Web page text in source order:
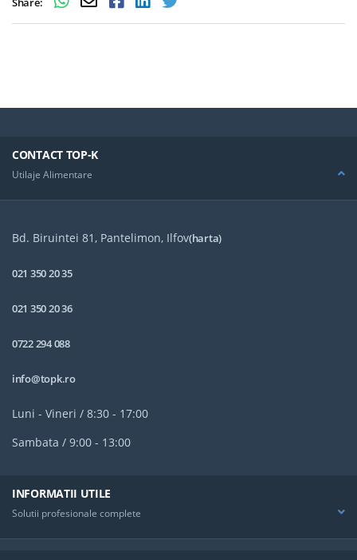
CONTACT TOP-K
Utilaje Alimentare
Bd. Biruintei 81, Pantelimon, Ilfov(harta)
021 350 20 35
021 350 20 36
0722 294 088
info@topk.ro
Luni - Vineri / 8:30 - 17:00
Sambata / 9:00 - 13:00
INFORMATII UTILE
Solutii profesionale complete